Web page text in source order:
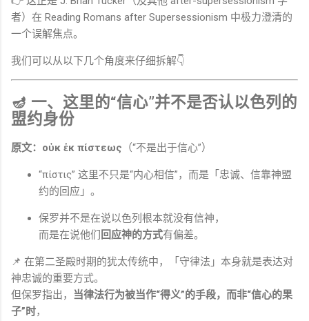
者）在 Reading Romans after Supersessionism 中极力澄清的
一个误解焦点。
我们可以从以下几个角度来仔细拆解👇
🪔 一、这里的“信心”并不是否认以色列的
盟约身份
原文：οὐκ ἐκ πίστεως （“不是出于信心”）
“πίστις” 这里不只是“内心相信”，而是「忠诚、信靠神盟
约的回应」。
保罗并不是在说以色列根本就没有信神，
而是在说他们 回应神的方式有偏差。
📌 在第二圣殿时期的犹太传统中，「守律法」本身就是表达对
神忠诚的重要方式。
但保罗指出， 当律法行为被当作“得义”的手段，而非“信心的果
子”时，